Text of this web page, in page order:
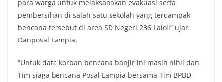
para warga untuk melaksanakan evakuasi serta
pembersihan di salah satu sekolah yang terdampak
bencana tersebut di area SD Negeri 236 Laloli” ujar
Danposal Lampia.
“Untuk data korban bencana banjir ini masih nihil dan
Tim siaga bencana Posal Lampia bersama Tim BPBD